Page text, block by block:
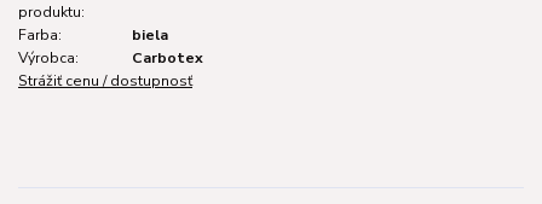
produktu:
Farba:
biela
Výrobca:
Carbotex
Strážiť cenu / dostupnosť